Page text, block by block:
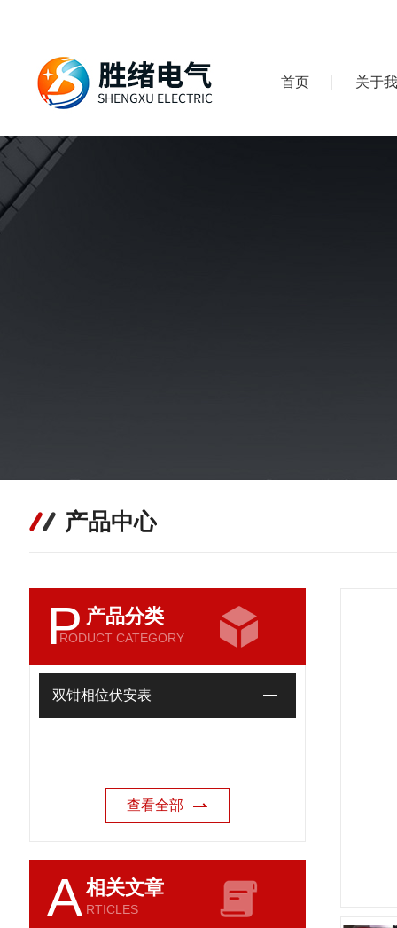
首页 关于
产品中心
P 产品分类
RODUCT CATEGORY
双钳相位伏安表
查看全部
A相关文章
RTICLES